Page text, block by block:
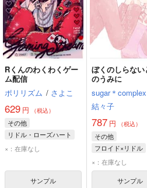
Rくんのわくわくゲー
ム配信
ポリリズム / さよこ
629 円 （税込）
その他
リドル・ローズハート
×：在庫なし
サンプル
ぼくのしらない
のうみに
sugar＊complex
結々子
787 円 （税込）
その他
フロイド×リドル
フロイド・リーチ
リドル・ローズ
×：在庫なし
サンプル